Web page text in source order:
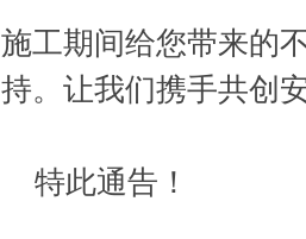
施工期间给您带来的
持。让我们携手共创
特此通告！